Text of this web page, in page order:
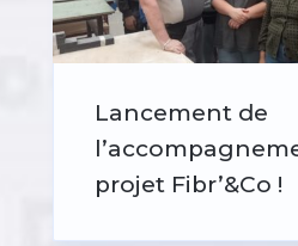
Lancement de
projet Fibr’&Co !